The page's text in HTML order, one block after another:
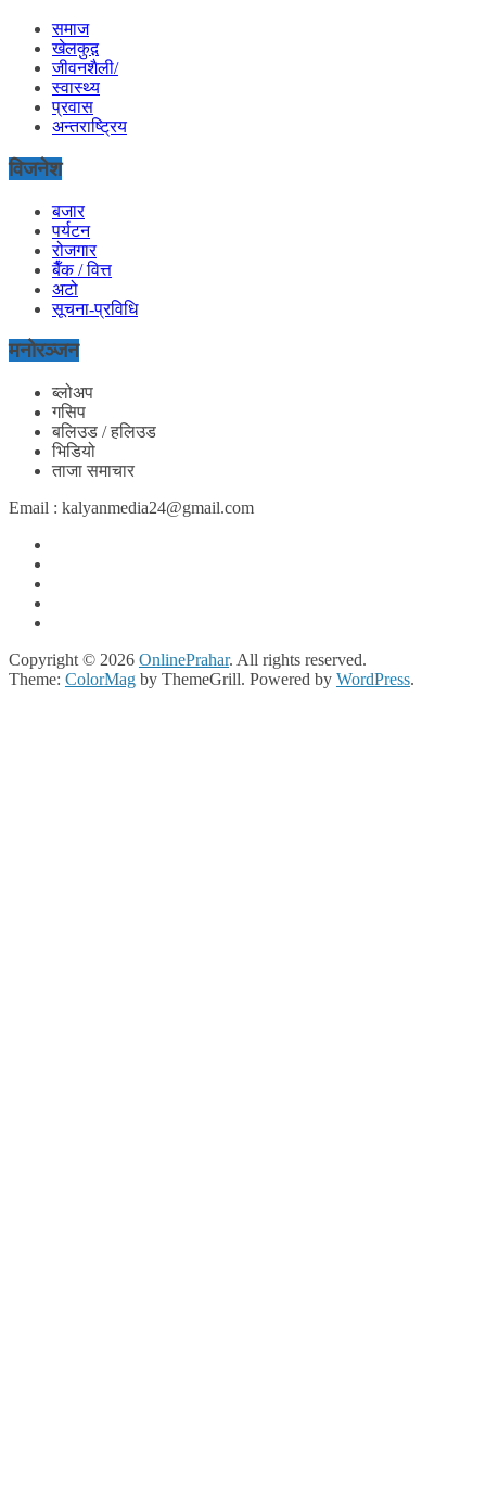
समाज
खेलकुद़़
जीवनशैली/
स्वास्थ्य
प्रवास
अन्तराष्ट्रिय
विजनेश
बजार
पर्यटन
रोजगार
बैँक / वित्त
अटो
सूचना-प्रविधि
मनोरञ्जन
ब्लोअप
गसिप
बलिउड / हलिउड
भिडियो
ताजा समाचार
Email : kalyanmedia24@gmail.com
Copyright © 2026 OnlinePrahar. All rights reserved.
Theme: ColorMag by ThemeGrill. Powered by WordPress.